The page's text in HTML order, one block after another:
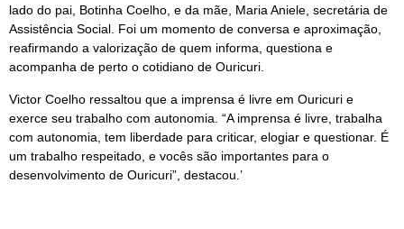
lado do pai, Botinha Coelho, e da mãe, Maria Aniele, secretária de
Assistência Social. Foi um momento de conversa e aproximação,
reafirmando a valorização de quem informa, questiona e
acompanha de perto o cotidiano de Ouricuri.
Victor Coelho ressaltou que a imprensa é livre em Ouricuri e
exerce seu trabalho com autonomia. “A imprensa é livre, trabalha
com autonomia, tem liberdade para criticar, elogiar e questionar. É
um trabalho respeitado, e vocês são importantes para o
desenvolvimento de Ouricuri”, destacou.’